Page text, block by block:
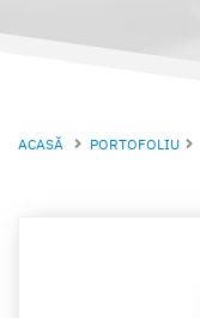
ACASĂ PORTOFOLIU